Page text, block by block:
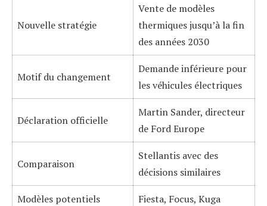
Nouvelle stratégie
Vente de modèles
thermiques jusqu’à la fin
des années 2030
Motif du changement
Demande inférieure pour
les véhicules électriques
Déclaration officielle
Martin Sander, directeur
de Ford Europe
Comparaison
Stellantis avec des
décisions similaires
Modèles potentiels Fiesta, Focus, Kuga